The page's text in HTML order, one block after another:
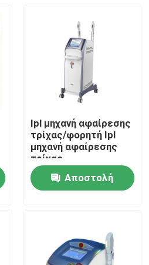
Ipl μηχανή αφαίρεσης
τρίχας/φορητή Ipl
μηχανή αφαίρεσης
τρίχας
Αποστολή